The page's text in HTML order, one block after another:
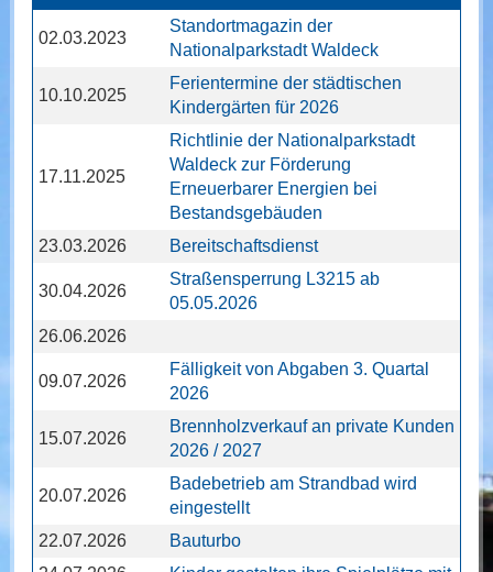
02.03.2023
Standortmagazin der
Nationalparkstadt Waldeck
10.10.2025
Ferientermine der städtischen
Kindergärten für 2026
17.11.2025
Richtlinie der Nationalparkstadt
Waldeck zur Förderung
Erneuerbarer Energien bei
Bestandsgebäuden
23.03.2026
Bereitschaftsdienst
30.04.2026
Straßensperrung L3215 ab
05.05.2026
26.06.2026
09.07.2026
Fälligkeit von Abgaben 3. Quartal
2026
15.07.2026
Brennholzverkauf an private Kunden
2026 / 2027
20.07.2026
Badebetrieb am Strandbad wird
eingestellt
22.07.2026
Bauturbo